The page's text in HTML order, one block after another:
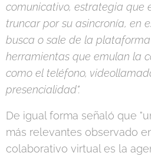
comunicativo, estrategia que
truncar por su asincronía, en
busca o sale de la
herramientas que emulan la
como el teléfono,
presencialidad".
De igual forma señaló que
más relevantes observado
colaborativo virtual es la